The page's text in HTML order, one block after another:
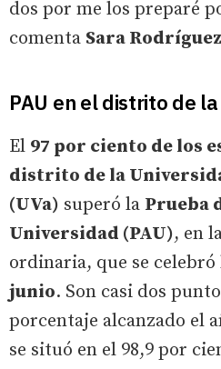
dos por me los preparé
comenta Sara Rodríguez
PAU en el distrito de la
El 97 por ciento de los
distrito de la
(UVa) superó la Prueba
Universidad (PAU), en
ordinaria, que se celebró
junio. Son casi dos
porcentaje alcanzado el
se situó en el 98,9 por